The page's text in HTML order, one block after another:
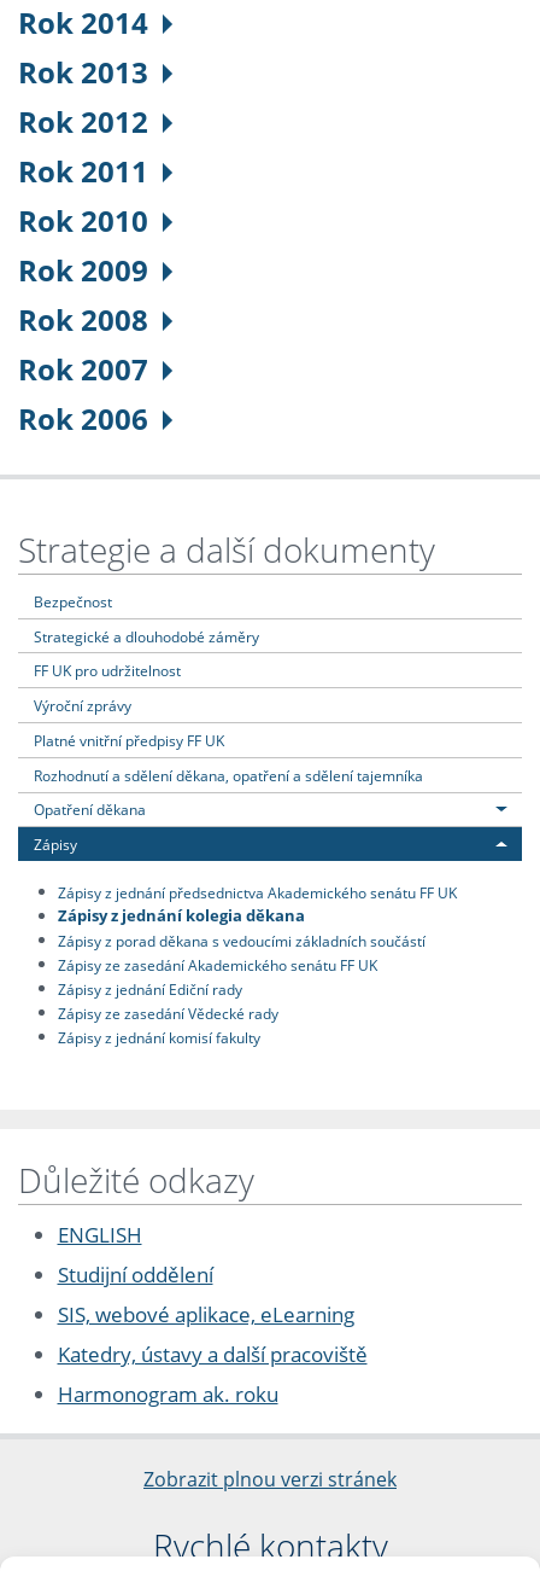
Rok 2014
Rok 2013
Rok 2012
Rok 2011
Rok 2010
Rok 2009
Rok 2008
Rok 2007
Rok 2006
Strategie a další dokumenty
Bezpečnost
Strategické a dlouhodobé záměry
FF UK pro udržitelnost
Výroční zprávy
Platné vnitřní předpisy FF UK
Rozhodnutí a sdělení děkana, opatření a sdělení tajemníka
Opatření děkana
Zápisy
Zápisy z jednání předsednictva Akademického senátu FF UK
Zápisy z jednání kolegia děkana
Zápisy z porad děkana s vedoucími základních součástí
Zápisy ze zasedání Akademického senátu FF UK
Zápisy z jednání Ediční rady
Zápisy ze zasedání Vědecké rady
Zápisy z jednání komisí fakulty
Důležité odkazy
ENGLISH
Studijní oddělení
SIS, webové aplikace, eLearning
Katedry, ústavy a další pracoviště
Harmonogram ak. roku
Zobrazit plnou verzi stránek
Rychlé kontakty